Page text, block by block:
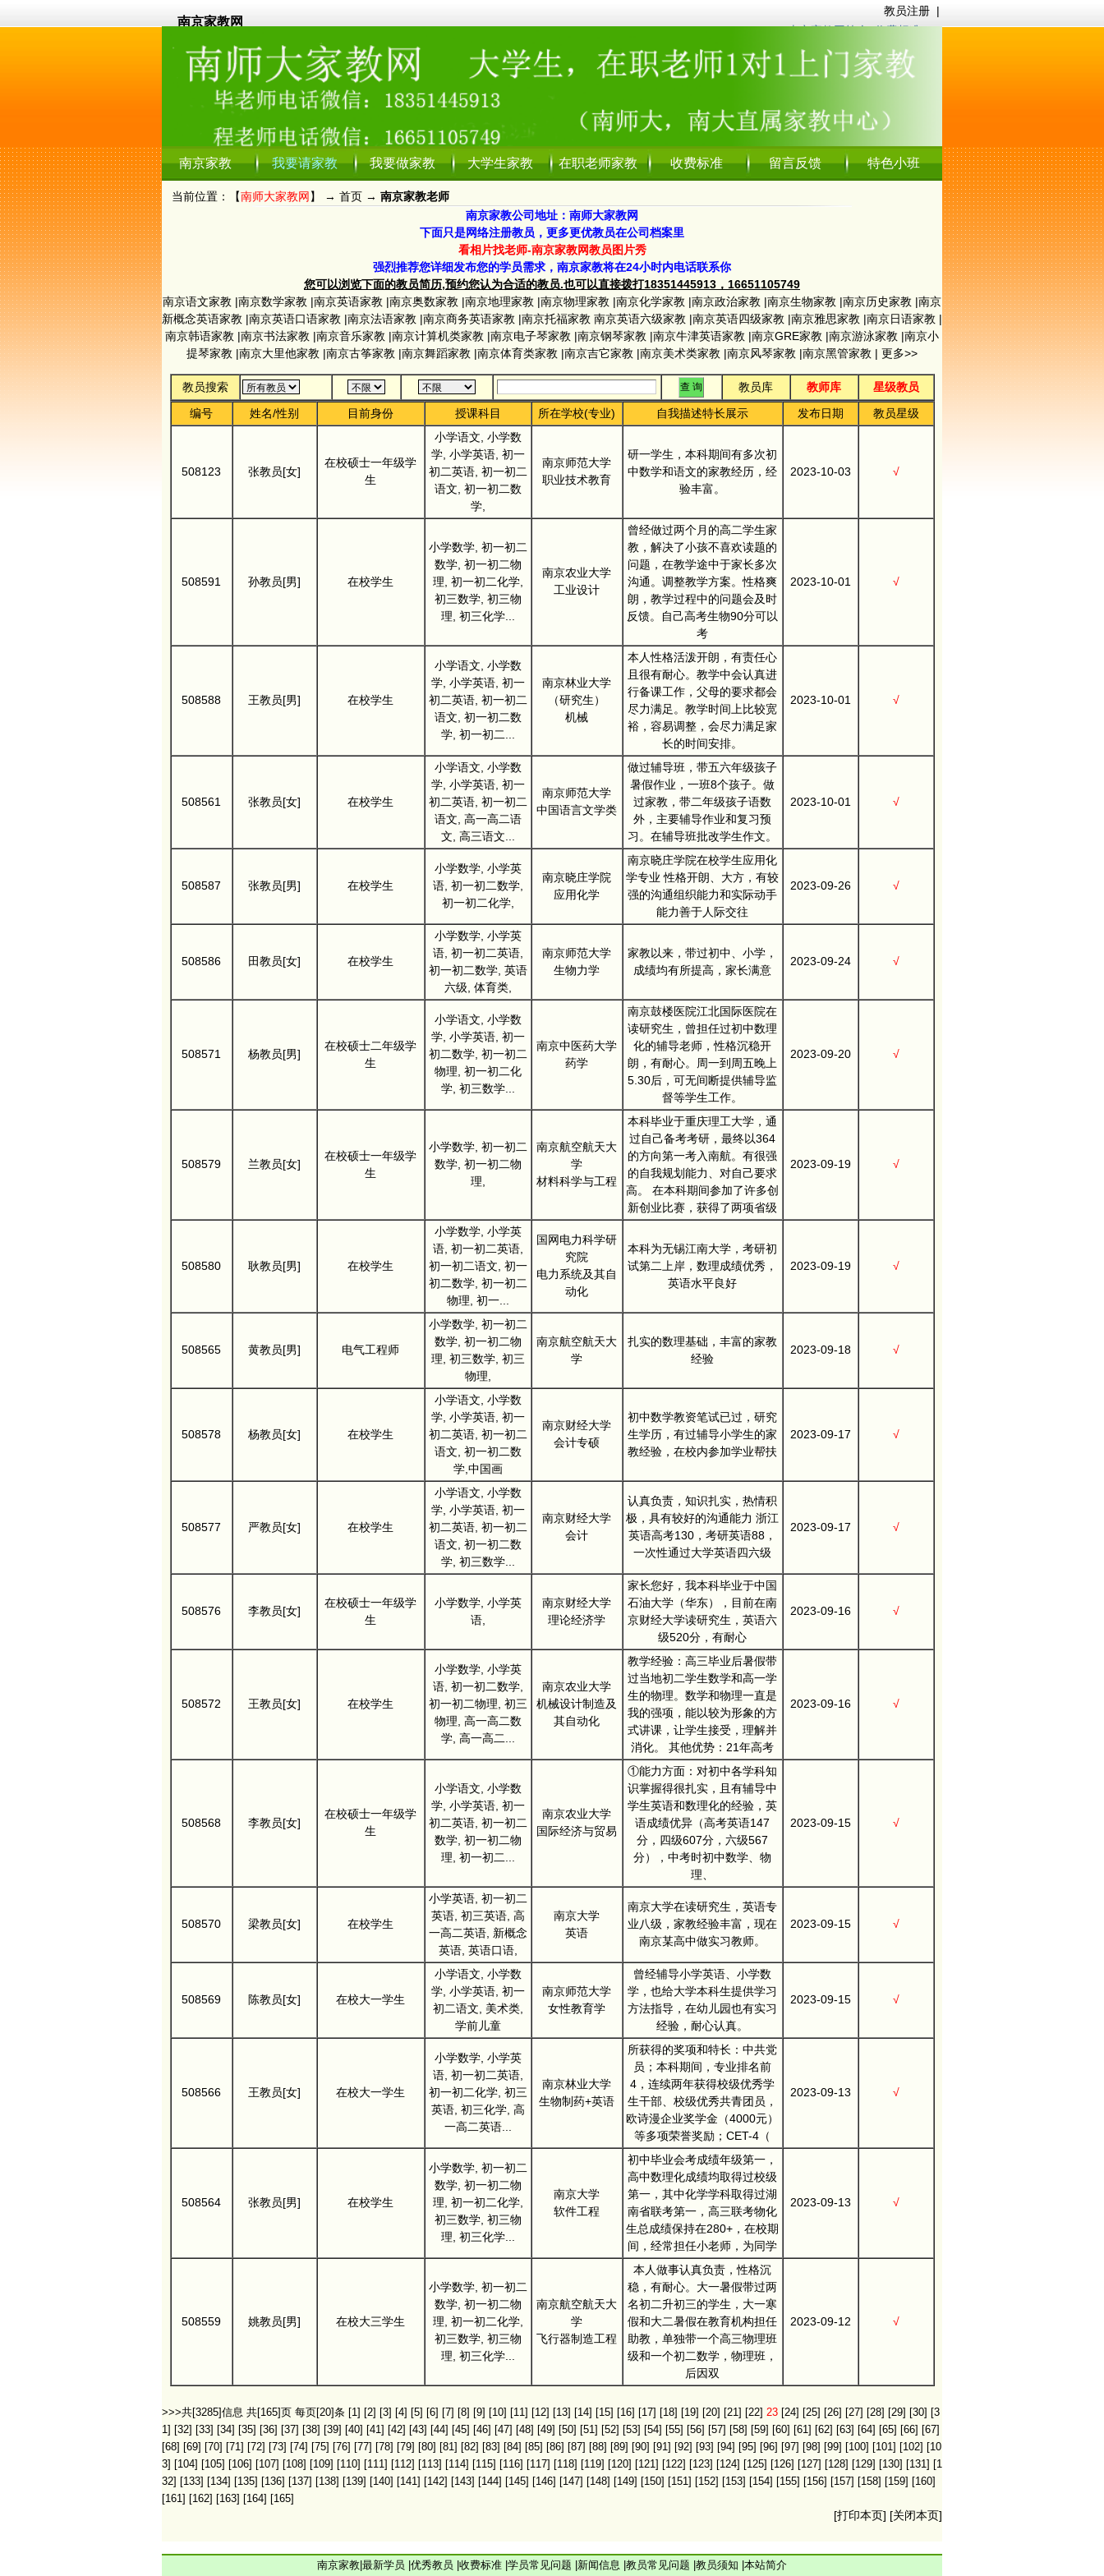
南京家教网
教员注册 |
南京家教网简介| 收费标准
南京家教 我要请家教 我要做家教 大学生家教 在职老师家教 收费标准 留言反馈 特色小班
当前位置：【南师大家教网】 → 首页 → 南京家教老师
南京家教公司地址：南师大家教网
下面只是网络注册教员，更多更优教员在公司档案里
看相片找老师-南京家教网教员图片秀
强烈推荐您详细发布您的学员需求，南京家教将在24小时内电话联系你
您可以浏览下面的教员简历,预约您认为合适的教员.也可以直接拨打18351445913，16651105749
南京语文家教 |南京数学家教 |南京英语家教 |南京奥数家教 |南京地理家教 |南京物理家教 |南京化学家教 |南京政治家教 |南京生物家教 |南京历史家教 |南京
新概念英语家教 |南京英语口语家教 |南京法语家教 |南京商务英语家教 |南京托福家教 南京英语六级家教 |南京英语四级家教 |南京雅思家教 |南京日语家教 |
南京韩语家教 |南京书法家教 |南京音乐家教 |南京计算机类家教 |南京电子琴家教 |南京钢琴家教 |南京牛津英语家教 |南京GRE家教 |南京游泳家教 |南京小
提琴家教 |南京大里他家教 |南京古筝家教 |南京舞蹈家教 |南京体育类家教 |南京吉它家教 |南京美术类家教 |南京风琴家教 |南京黑管家教 | 更多>>
教员搜索 教员库 教师库
星级教员
编号
姓名/性别 目前身份 授课科目 所在学校(专业) 自我描述特长展示 发布日期 教员星级
508123 张教员[女]
在校硕士一年级学
生
小学语文, 小学数
学, 小学英语, 初一
初二英语, 初一初二
语文, 初一初二数
学,
南京师范大学
职业技术教育
研一学生，本科期间有多次初
中数学和语文的家教经历，经
验丰富。
2023-10-03 √
508591 孙教员[男] 在校学生
小学数学, 初一初二
数学, 初一初二物
理, 初一初二化学,
初三数学, 初三物
理, 初三化学...
南京农业大学
工业设计
曾经做过两个月的高二学生家
教，解决了小孩不喜欢读题的
问题，在教学途中于家长多次
沟通。调整教学方案。性格爽
朗，教学过程中的问题会及时
反馈。自己高考生物90分可以
考
2023-10-01 √
508588 王教员[男] 在校学生
小学语文, 小学数
学, 小学英语, 初一
初二英语, 初一初二
语文, 初一初二数
学, 初一初二...
南京林业大学
（研究生）
机械
本人性格活泼开朗，有责任心
且很有耐心。教学中会认真进
行备课工作，父母的要求都会
尽力满足。教学时间上比较宽
裕，容易调整，会尽力满足家
长的时间安排。
2023-10-01 √
508561 张教员[女] 在校学生
小学语文, 小学数
学, 小学英语, 初一
初二英语, 初一初二
语文, 高一高二语
文, 高三语文...
南京师范大学
中国语言文学类
做过辅导班，带五六年级孩子
暑假作业，一班8个孩子。做
过家教，带二年级孩子语数
外，主要辅导作业和复习预
习。在辅导班批改学生作文。
2023-10-01 √
508587 张教员[男] 在校学生
小学数学, 小学英
语, 初一初二数学,
初一初二化学,
南京晓庄学院
应用化学
南京晓庄学院在校学生应用化
学专业 性格开朗、大方，有较
强的沟通组织能力和实际动手
能力善于人际交往
2023-09-26 √
508586 田教员[女] 在校学生
小学数学, 小学英
语, 初一初二英语,
初一初二数学, 英语
六级, 体育类,
南京师范大学
生物力学
家教以来，带过初中、小学，
成绩均有所提高，家长满意
2023-09-24 √
508571 杨教员[男]
在校硕士二年级学
生
小学语文, 小学数
学, 小学英语, 初一
初二数学, 初一初二
物理, 初一初二化
学, 初三数学...
南京中医药大学
药学
南京鼓楼医院江北国际医院在
读研究生，曾担任过初中数理
化的辅导老师，性格沉稳开
朗，有耐心。周一到周五晚上
5.30后，可无间断提供辅导监
督等学生工作。
2023-09-20 √
508579 兰教员[女]
在校硕士一年级学
生
小学数学, 初一初二
数学, 初一初二物
理,
南京航空航天大
学
材料科学与工程
本科毕业于重庆理工大学，通
过自己备考考研，最终以364
的方向第一考入南航。有很强
的自我规划能力、对自己要求
高。 在本科期间参加了许多创
新创业比赛，获得了两项省级
2023-09-19 √
508580 耿教员[男] 在校学生
小学数学, 小学英
语, 初一初二英语,
初一初二语文, 初一
初二数学, 初一初二
物理, 初一...
国网电力科学研
究院
电力系统及其自
动化
本科为无锡江南大学，考研初
试第二上岸，数理成绩优秀，
英语水平良好
2023-09-19 √
508565 黄教员[男] 电气工程师
小学数学, 初一初二
数学, 初一初二物
理, 初三数学, 初三
物理,
南京航空航天大
学
扎实的数理基础，丰富的家教
经验
2023-09-18 √
508578 杨教员[女] 在校学生
小学语文, 小学数
学, 小学英语, 初一
初二英语, 初一初二
语文, 初一初二数
学,中国画
南京财经大学
会计专硕
初中数学教资笔试已过，研究
生学历，有过辅导小学生的家
教经验，在校内参加学业帮扶
2023-09-17 √
508577 严教员[女] 在校学生
小学语文, 小学数
学, 小学英语, 初一
初二英语, 初一初二
语文, 初一初二数
学, 初三数学...
南京财经大学
会计
认真负责，知识扎实，热情积
极，具有较好的沟通能力 浙江
英语高考130，考研英语88，
一次性通过大学英语四六级
2023-09-17 √
508576 李教员[女]
在校硕士一年级学
生
小学数学, 小学英
语,
南京财经大学
理论经济学
家长您好，我本科毕业于中国
石油大学（华东），目前在南
京财经大学读研究生，英语六
级520分，有耐心
2023-09-16 √
508572 王教员[女] 在校学生
小学数学, 小学英
语, 初一初二数学,
初一初二物理, 初三
物理, 高一高二数
学, 高一高二...
南京农业大学
机械设计制造及
其自动化
教学经验：高三毕业后暑假带
过当地初二学生数学和高一学
生的物理。数学和物理一直是
我的强项，能以较为形象的方
式讲课，让学生接受，理解并
消化。 其他优势：21年高考
2023-09-16 √
508568 李教员[女]
在校硕士一年级学
生
小学语文, 小学数
学, 小学英语, 初一
初二英语, 初一初二
数学, 初一初二物
理, 初一初二...
南京农业大学
国际经济与贸易
①能力方面：对初中各学科知
识掌握得很扎实，且有辅导中
学生英语和数理化的经验，英
语成绩优异（高考英语147
分，四级607分，六级567
分），中考时初中数学、物
理、
2023-09-15 √
508570 梁教员[女] 在校学生
小学英语, 初一初二
英语, 初三英语, 高
一高二英语, 新概念
英语, 英语口语,
南京大学
英语
南京大学在读研究生，英语专
业八级，家教经验丰富，现在
南京某高中做实习教师。
2023-09-15 √
508569 陈教员[女] 在校大一学生
小学语文, 小学数
学, 小学英语, 初一
初二语文, 美术类,
学前儿童
南京师范大学
女性教育学
曾经辅导小学英语、小学数
学，也给大学本科生提供学习
方法指导，在幼儿园也有实习
经验，耐心认真。
2023-09-15 √
508566 王教员[女] 在校大一学生
小学数学, 小学英
语, 初一初二英语,
初一初二化学, 初三
英语, 初三化学, 高
一高二英语...
南京林业大学
生物制药+英语
所获得的奖项和特长：中共党
员；本科期间，专业排名前
4，连续两年获得校级优秀学
生干部、校级优秀共青团员，
欧诗漫企业奖学金（4000元）
等多项荣誉奖励；CET-4（
2023-09-13 √
508564 张教员[男] 在校学生
小学数学, 初一初二
数学, 初一初二物
理, 初一初二化学,
初三数学, 初三物
理, 初三化学...
南京大学
软件工程
初中毕业会考成绩年级第一，
高中数理化成绩均取得过校级
第一，其中化学学科取得过湖
南省联考第一，高三联考物化
生总成绩保持在280+，在校期
间，经常担任小老师，为同学
2023-09-13 √
508559 姚教员[男] 在校大三学生
小学数学, 初一初二
数学, 初一初二物
理, 初一初二化学,
初三数学, 初三物
理, 初三化学...
南京航空航天大
学
飞行器制造工程
本人做事认真负责，性格沉
稳，有耐心。大一暑假带过两
名初二升初三的学生，大一寒
假和大二暑假在教育机构担任
助教，单独带一个高三物理班
级和一个初二数学，物理班，
后因双
2023-09-12 √
>>>共[3285]信息 共[165]页 每页[20]条 [1] [2] [3] [4] [5] [6] [7] [8] [9] [10] [11] [12] [13] [14] [15] [16] [17] [18] [19] [20] [21] [22] 23 [24] [25] [26] [27] [28] [29] [30] [3
1] [32] [33] [34] [35] [36] [37] [38] [39] [40] [41] [42] [43] [44] [45] [46] [47] [48] [49] [50] [51] [52] [53] [54] [55] [56] [57] [58] [59] [60] [61] [62] [63] [64] [65] [66] [67]
[68] [69] [70] [71] [72] [73] [74] [75] [76] [77] [78] [79] [80] [81] [82] [83] [84] [85] [86] [87] [88] [89] [90] [91] [92] [93] [94] [95] [96] [97] [98] [99] [100] [101] [102] [10
3] [104] [105] [106] [107] [108] [109] [110] [111] [112] [113] [114] [115] [116] [117] [118] [119] [120] [121] [122] [123] [124] [125] [126] [127] [128] [129] [130] [131] [1
32] [133] [134] [135] [136] [137] [138] [139] [140] [141] [142] [143] [144] [145] [146] [147] [148] [149] [150] [151] [152] [153] [154] [155] [156] [157] [158] [159] [160]
[161] [162] [163] [164] [165]
[打印本页] [关闭本页]
南京家教 最新学员 优秀教员 收费标准 学员常见问题 新闻信息 教员常见问题 教员须知 本站简介